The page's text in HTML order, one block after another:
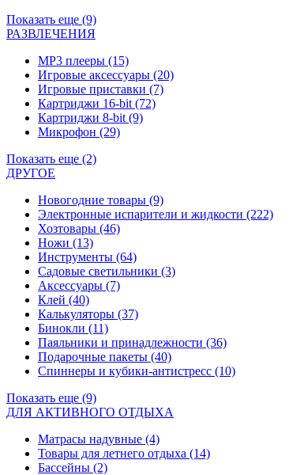
Показать еще (9)
РАЗВЛЕЧЕНИЯ
MP3 плееры (15)
Игровые аксессуары (20)
Игровые приставки (7)
Картриджи 16-bit (72)
Картриджи 8-bit (9)
Микрофон (29)
Показать еще (2)
ДРУГОЕ
Новогодние товары (9)
Электронные испарители и жидкости (222)
Хозтовары (46)
Ножи (13)
Инструменты (64)
Садовые светильники (3)
Аксессуары (7)
Клей (40)
Калькуляторы (37)
Бинокли (11)
Паяльники и принадлежности (36)
Подарочные пакеты (40)
Спиннеры и кубики-антистресс (10)
Показать еще (9)
ДЛЯ АКТИВНОГО ОТДЫХА
Матрасы надувные (4)
Товары для летнего отдыха (14)
Бассейны (2)